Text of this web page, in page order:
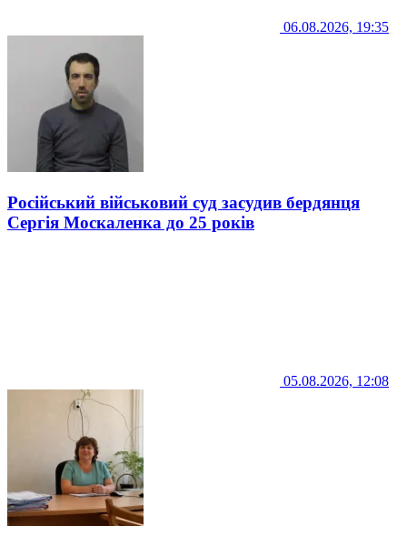
06.08.2026, 19:35
Російський військовий суд засудив бердянця
Сергія Москаленка до 25 років
05.08.2026, 12:08